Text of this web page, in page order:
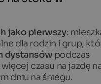
jako pierwszy:
dla rodzin i grup,
dystansów podczas
czasu na jazdę
dniu na śniegu.